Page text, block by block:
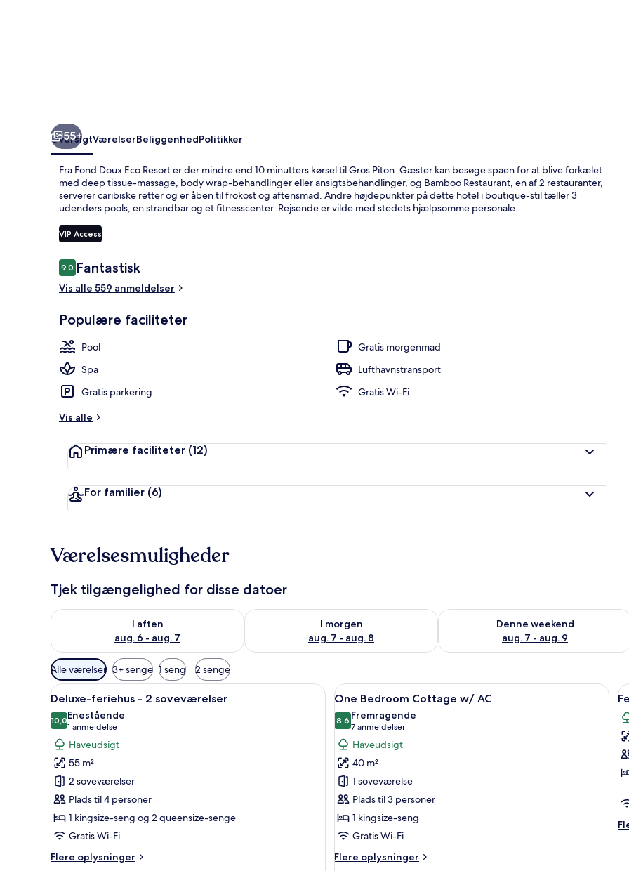
Feriehus -
55+
OversigtVærelserBeliggenhedPolitikker
Fra Fond Doux Eco Resort er der mindre end 10 minutters kørsel til Gros Piton. Gæster kan besøge spaen for at blive forkælet
med deep tissue-massage, body wrap-behandlinger eller ansigtsbehandlinger, og Bamboo Restaurant, en af 2 restauranter,
serverer caribiske retter og er åben til frokost og aftensmad. Andre højdepunkter på dette hotel i boutique-stil tæller 3
udendørs pools, en strandbar og et fitnesscenter. Rejsende er vilde med stedets hjælpsomme personale.
VIP Access
Anmeldelser
9,09,0 ud af 10.
Fantastisk
Vis alle 559 anmeldelser
Populære faciliteter
Pool
Gratis morgenmad
Spa
Lufthavnstransport
Gratis parkering
Gratis Wi-Fi
Vis alle
Primære faciliteter (12)
For familier (6)
Værelsesmuligheder
Tjek tilgængelighed for disse datoer
I aften
aug. 6 - aug. 7
Tjek tilgængelighed for i aften aug. 6 - aug. 7
I morgen
aug. 7 - aug. 8
Tjek tilgængelighed for i morgen aug. 7 - aug. 8
Denne weekend
aug. 7 - aug. 9
Tjek tilgængelighed for denne
Tilgængelige
filtre
for
værelser
Alle værelser 3+ senge 1 seng 2 senge
Indlæs
alle
billeder
af
Deluxe-
feriehus
-
2
soveværelser
En seng med himmelseng, en træsenggavl, to sengeborde med lamper, en træbænk og en grøn pude.
9
Deluxe-feriehus - 2 soveværelser
10,010,0 ud af 10
Enestående
1 anmeldelse
(1
anmeldelse)
Haveudsigt
55 m²
2 soveværelser
Plads til 4 personer
1 kingsize-seng og 2 queensize-senge
Gratis Wi-Fi
Flere oplysninger
Flere
Indlæs
alle
billeder
af
One
Bedroom
Cottage
w/
AC
Et soveværelse med en træseng, et
7
One Bedroom Cottage w/ AC
8,68,6 ud af 10
Fremragende
7 anmeldelser
(7
anmeldelser)
Haveudsigt
40 m²
1 soveværelse
Plads til 3 personer
1 kingsize-seng
Gratis Wi-Fi
Flere oplysninger
Flere
af
-